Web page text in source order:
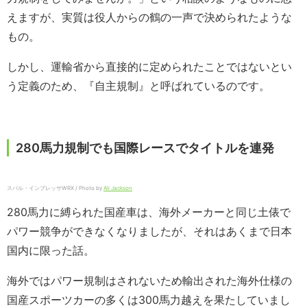
えますが、実質は役人からの鶴の一声で決められたような
もの。
しかし、運輸省から直接的に定められたことではないとい
う定義のため、『自主規制』と呼ばれているのです。
280馬力規制でも国際レースでタイトルを連発
スバル・インプレッサWRX / Photo by Ali Jackson
280馬力に縛られた国産車は、海外メーカーと同じ土俵で
パワー競争ができなくなりましたが、それはあくまで日本
国内に限った話。
海外ではパワー規制はされないため輸出された海外仕様の
国産スポーツカーの多くは300馬力越えを果たしていまし